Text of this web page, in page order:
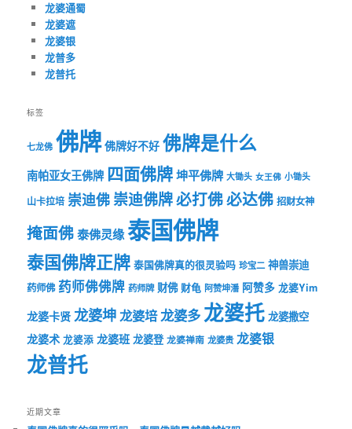
龙婆通蜀
龙婆遮
龙婆银
龙普多
龙普托
标签
七龙佛 佛牌 佛牌好不好 佛牌是什么
南帕亚女王佛牌 四面佛牌坤平佛牌 大锄头 女王佛 小锄头
山卡拉培 崇迪佛崇迪佛牌必打佛必达佛 招财女神
掩面佛泰佛灵缘泰国佛牌
泰国佛牌正牌 泰国佛牌真的很灵验吗 珍宝二 神兽崇迪
药师佛 药师佛佛牌 药师牌 财佛 财龟 阿赞坤潘 阿赞多 龙婆Yim
龙婆卡贤 龙婆坤龙婆培龙婆多龙婆托 龙婆撒空
龙婆术 龙婆添 龙婆班 龙婆登 龙婆禅南 龙婆贵 龙婆银
龙普托
近期文章